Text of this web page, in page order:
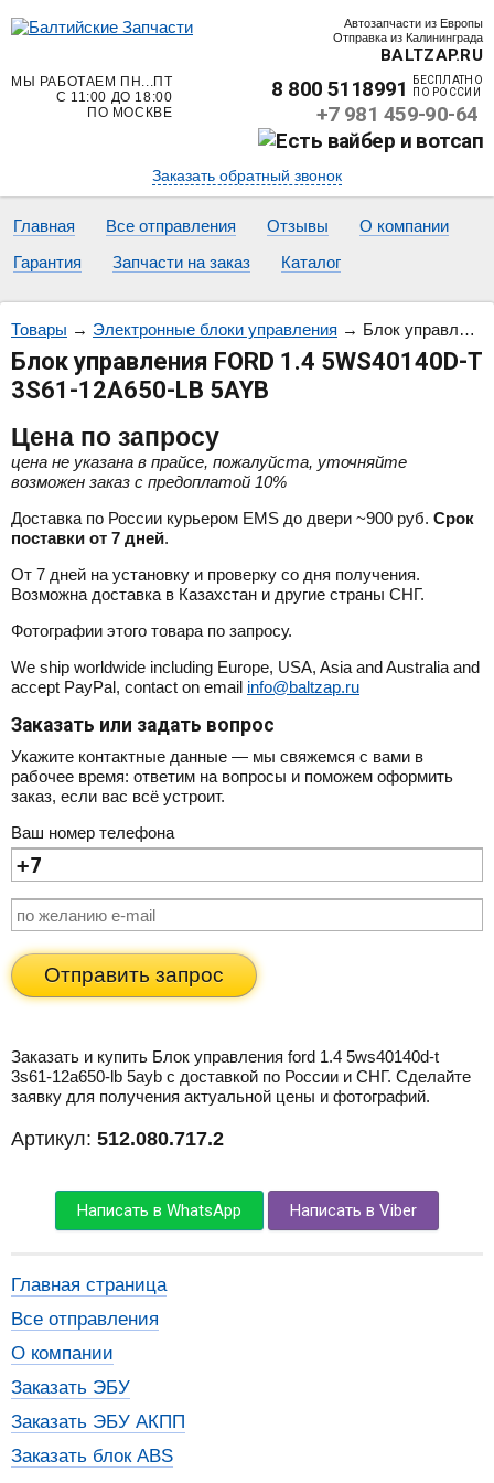
Автозапчасти из Европы
Отправка из Калининграда
BALTZAP.RU
МЫ РАБОТАЕМ ПН...ПТ
С 11:00 ДО 18:00
ПО МОСКВЕ
8 800 5118991
БЕСПЛАТНО
ПО РОССИИ
+7 981 459-90-64
Заказать обратный звонок
Главная Все отправления Отзывы
О компании
Гарантия
Запчасти на заказ Каталог
Товары → Электронные блоки управления → Блок управления FORD 1.4 5WS40140D-T 3S61-12A650-LB 5AYB
Блок управления FORD 1.4 5WS40140D-T
3S61-12A650-LB 5AYB
Цена по запросу
цена не указана в прайсе, пожалуйста, уточняйте
возможен заказ с предоплатой 10%
Доставка по России курьером EMS до двери ~900 руб. Срок
поставки от 7 дней.
От 7 дней на установку и проверку со дня получения.
Возможна доставка в Казахстан и другие страны СНГ.
Фотографии этого товара по запросу.
We ship worldwide including Europe, USA, Asia and Australia and
accept PayPal, contact on email info@baltzap.ru
Заказать или задать вопрос
Укажите контактные данные — мы свяжемся с вами в
рабочее время: ответим на вопросы и поможем оформить
заказ, если вас всё устроит.
Ваш номер телефона
Отправить запрос
Заказать и купить Блок управления ford 1.4 5ws40140d-t
3s61-12a650-lb 5ayb с доставкой по России и СНГ. Сделайте
заявку для получения актуальной цены и фотографий.
Артикул: 512.080.717.2
Написать в WhatsApp Написать в Viber
Главная страница
Все отправления
О компании
Заказать ЭБУ
Заказать ЭБУ АКПП
Заказать блок ABS